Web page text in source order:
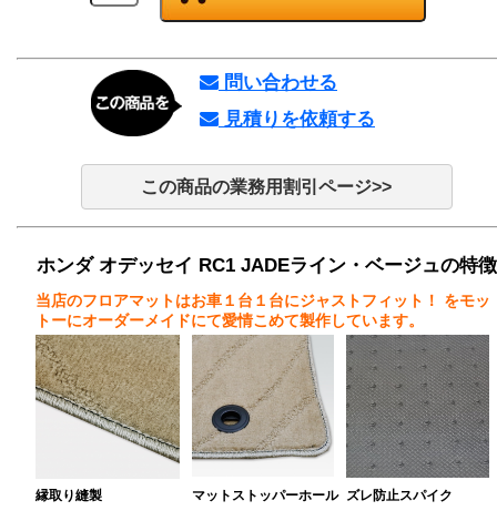
問い合わせる
見積りを依頼する
この商品の業務用割引ページ>>
ホンダ オデッセイ RC1 JADEライン・ベージュの特徴
当店のフロアマットはお車１台１台にジャストフィット！
をモッ
トーにオーダーメイドにて愛情こめて製作しています。
縁取り縫製 マットストッパーホール ズレ防止スパイク